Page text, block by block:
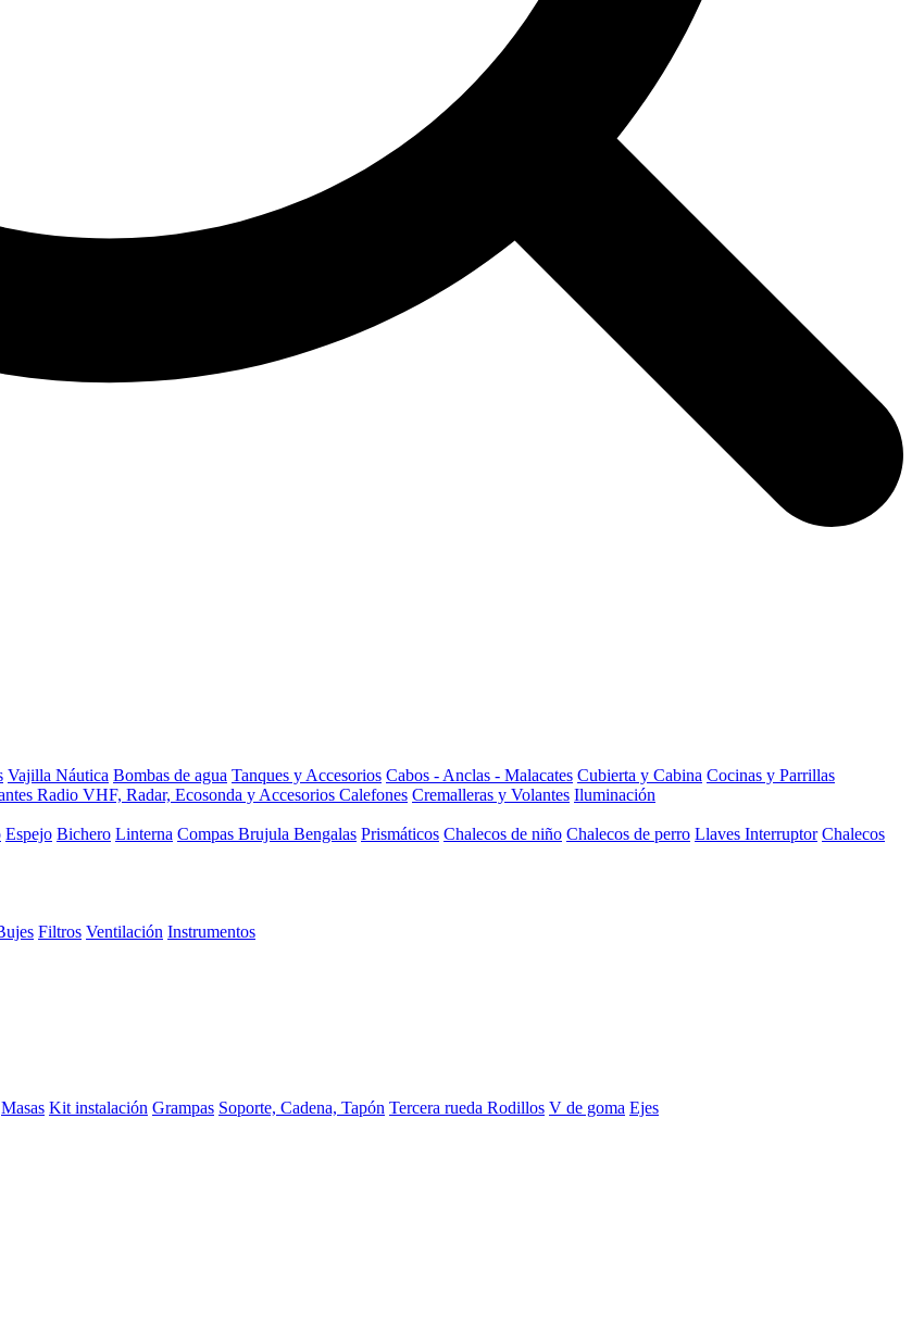
Vajilla Náutica Bombas de agua Tanques y Accesorios Cabos - Anclas - Malacates Cubierta y Cabina Cocinas y Parrillas
Radio VHF, Radar, Ecosonda y Accesorios Calefones Cremalleras y Volantes Iluminación
Espejo Bichero Linterna Compas Brujula Bengalas Prismáticos Chalecos de niño Chalecos de perro Llaves Interruptor Chalecos
Filtros Ventilación Instrumentos
Masas Kit instalación Grampas Soporte, Cadena, Tapón Tercera rueda Rodillos V de goma Ejes